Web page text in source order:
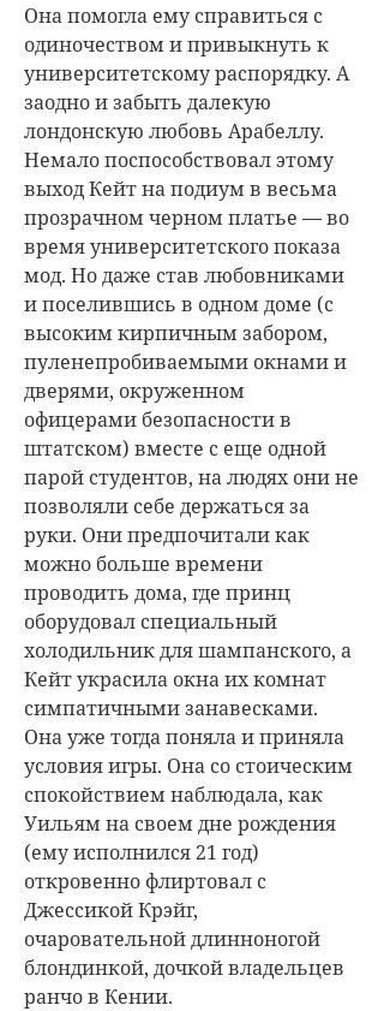
Она помогла ему справиться с
одиночеством и привыкнуть к
университетскому распорядку. А
заодно и забыть далекую
лондонскую любовь Арабеллу.
Немало поспособствовал этому
выход Кейт на подиум в весьма
прозрачном черном платье — во
время университетского показа
мод. Но даже став любовниками
и поселившись в одном доме (с
высоким кирпичным забором,
пуленепробиваемыми окнами и
дверями, окруженном
офицерами безопасности в
штатском) вместе с еще одной
парой студентов, на людях они не
позволяли себе держаться за
руки. Они предпочитали как
можно больше времени
проводить дома, где принц
оборудовал специальный
холодильник для шампанского, а
Кейт украсила окна их комнат
симпатичными занавесками.
Она уже тогда поняла и приняла
условия игры. Она со стоическим
спокойствием наблюдала, как
Уильям на своем дне рождения
(ему исполнился 21 год)
откровенно флиртовал с
Джессикой Крэйг,
очаровательной длинноногой
блондинкой, дочкой владельцев
ранчо в Кении.